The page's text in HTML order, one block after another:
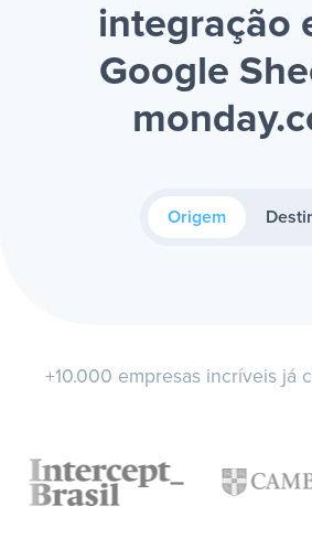
integração
Google
Origem
+10.000 empresas incríveis já